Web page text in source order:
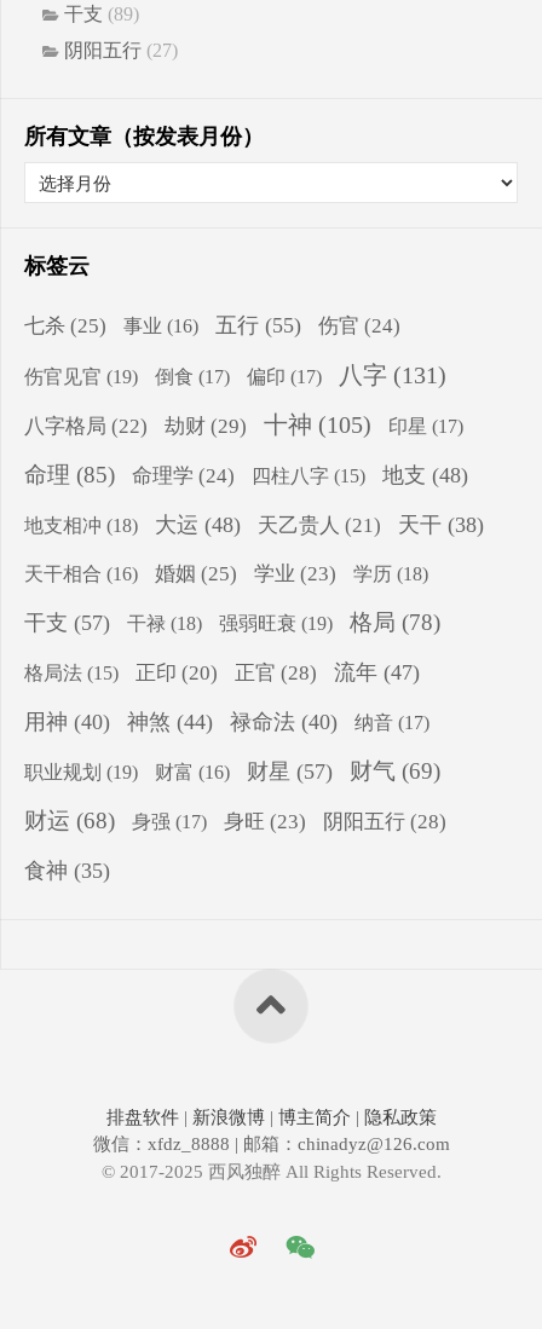
干支 (89)
阴阳五行 (27)
所有文章（按发表月份）
标签云
七杀 (25) 事业 (16) 五行 (55) 伤官 (24)
伤官见官 (19) 倒食 (17) 偏印 (17) 八字 (131)
八字格局 (22) 劫财 (29) 十神 (105) 印星 (17)
命理 (85) 命理学 (24) 四柱八字 (15) 地支 (48)
地支相冲 (18) 大运 (48) 天乙贵人 (21) 天干 (38)
天干相合 (16) 婚姻 (25) 学业 (23) 学历 (18)
干支 (57) 干禄 (18) 强弱旺衰 (19) 格局 (78)
格局法 (15) 正印 (20) 正官 (28) 流年 (47)
用神 (40) 神煞 (44) 禄命法 (40) 纳音 (17)
职业规划 (19) 财富 (16) 财星 (57) 财气 (69)
财运 (68) 身强 (17) 身旺 (23) 阴阳五行 (28)
食神 (35)
排盘软件 | 新浪微博 | 博主简介 | 隐私政策
微信：xfdz_8888 | 邮箱：chinadyz@126.com
© 2017-2025 西风独醉 All Rights Reserved.